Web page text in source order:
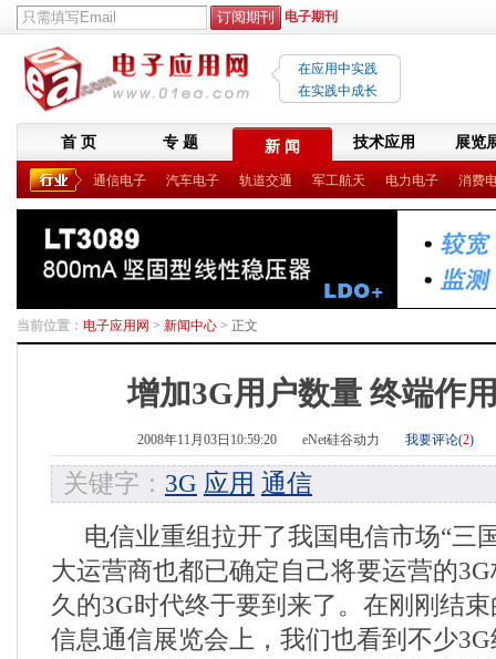
电子期刊
在应用中实践
在实践中成长
首 页 专 题 新 闻 技术应用 展览
通信电子 汽车电子 轨道交通 军工航天 电力电子 消费
当前位置： 电子应用网 > 新闻中心 > 正文
增加3G用户数量 终端作
2008年11月03日10:59:20 eNet硅谷动力 我要评论(2)
关键字： 3G 应用 通信
电信业重组拉开了我国电信市场“三
大运营商也都已确定自己将要运营的
久的3G时代终于要到来了。在刚刚结
信息通信展览会上，我们也看到不少